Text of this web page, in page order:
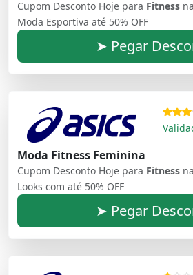
Cupom Desconto Hoje para Fitness
Moda Esportiva até 50% OFF
➤ Pegar
Moda Fitness Feminina
Cupom Desconto Hoje para Fitness
Looks com até 50% OFF
➤ Pegar